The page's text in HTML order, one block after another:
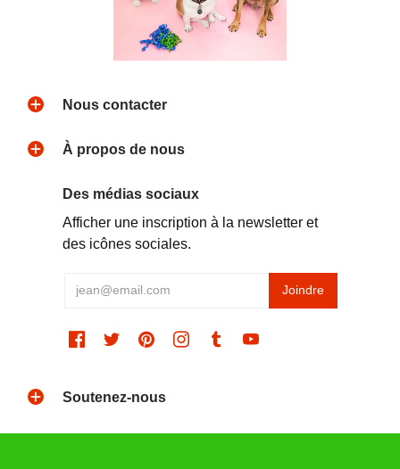
Nous contacter
À propos de nous
Des médias sociaux
Afficher une inscription à la newsletter et
des icônes sociales.
Soutenez-nous